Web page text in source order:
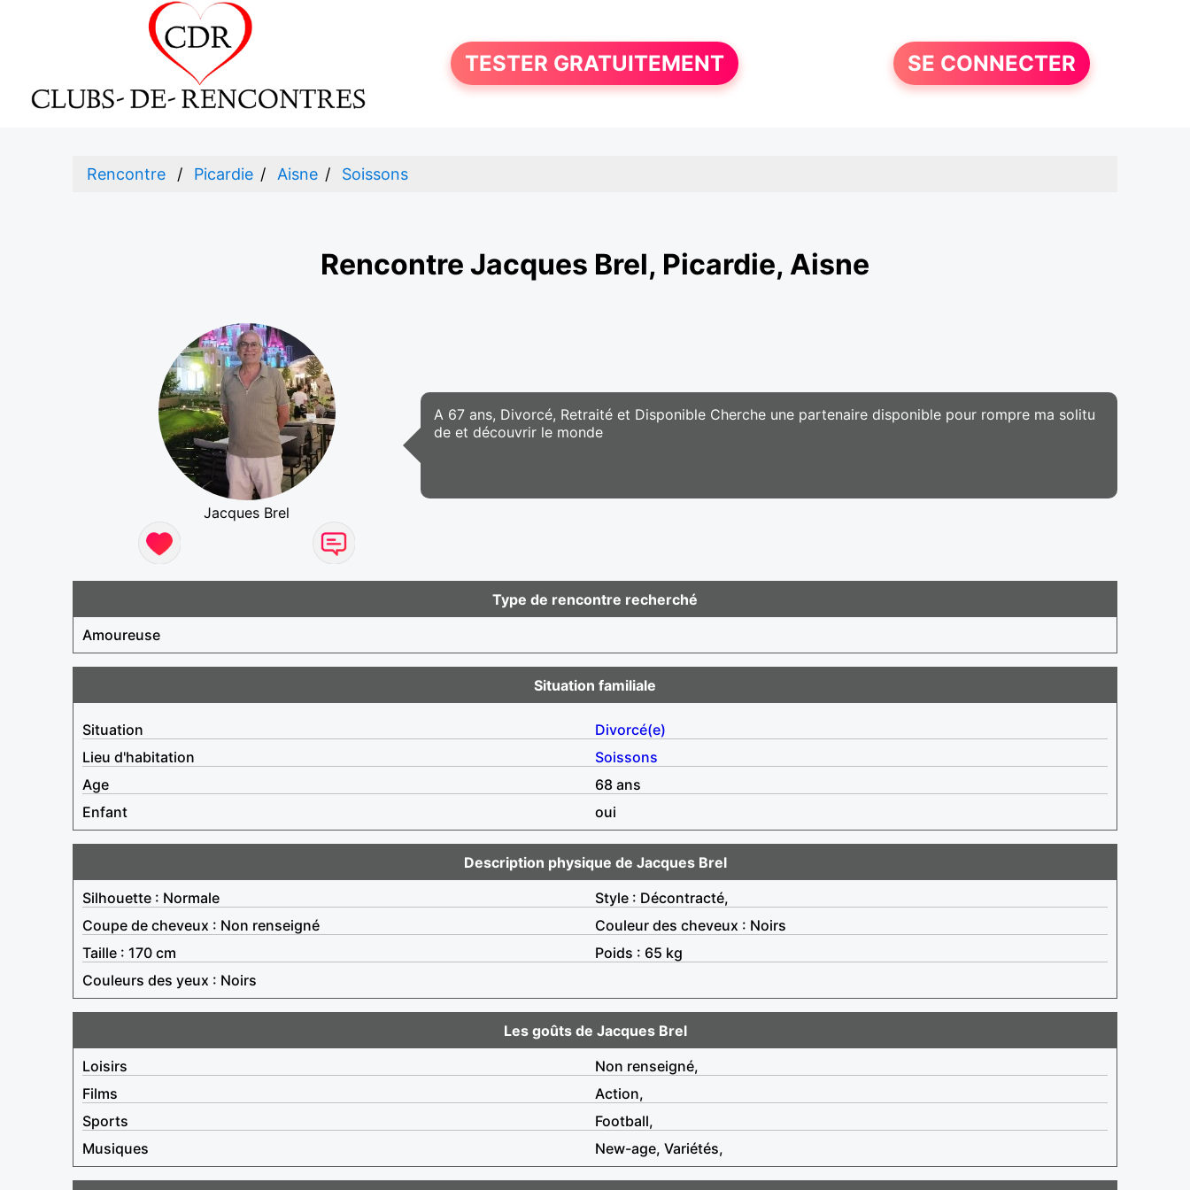
TESTER GRATUITEMENT SE CONNECTER
Rencontre Picardie Aisne Soissons
Rencontre Jacques Brel, Picardie, Aisne
Jacques Brel
A 67 ans, Divorcé, Retraité et Disponible Cherche une partenaire disponible pour rompre ma solitu
de et découvrir le monde
Type de rencontre recherché
Amoureuse
Situation familiale
Situation
Divorcé(e)
Lieu d'habitation
Soissons
Age
68 ans
Enfant
oui
Description physique de Jacques Brel
Silhouette : Normale
Style : Décontracté,
Coupe de cheveux : Non renseigné
Couleur des cheveux : Noirs
Taille : 170 cm
Poids : 65 kg
Couleurs des yeux : Noirs
Les goûts de Jacques Brel
Loisirs
Non renseigné,
Films
Action,
Sports
Football,
Musiques
New-age, Variétés,